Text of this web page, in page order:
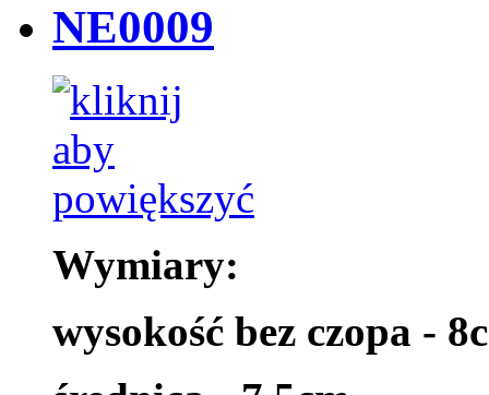
NE0009
Wymiary:
wysokość bez czopa -